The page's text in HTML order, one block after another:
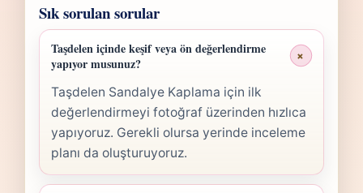
Sık sorulan sorular
Taşdelen içinde keşif veya ön değerlendirme
yapıyor musunuz?
+
Taşdelen Sandalye Kaplama için ilk
değerlendirmeyi fotoğraf üzerinden hızlıca
yapıyoruz. Gerekli olursa yerinde inceleme
planı da oluşturuyoruz.